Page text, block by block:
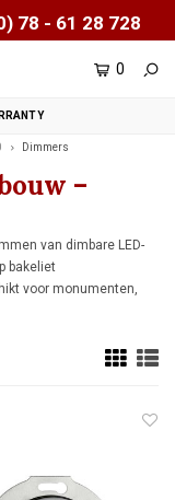
78 - 61 28 728
0
Dimmers
–
van dimbare LED-
bakeliet
voor monumenten,